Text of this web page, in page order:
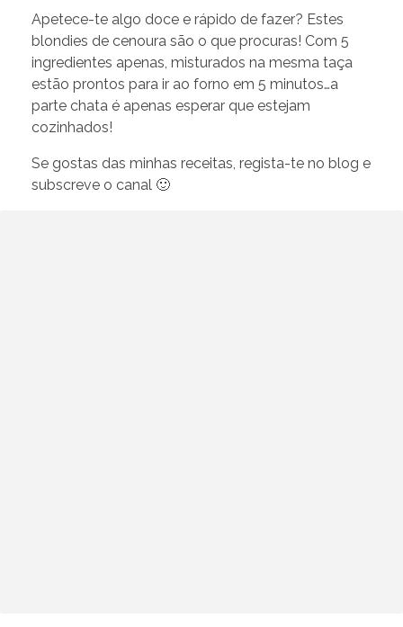
Apetece-te algo doce e rápido de fazer? Estes
blondies de cenoura são o que procuras! Com 5
ingredientes apenas, misturados na mesma taça
estão prontos para ir ao forno em 5 minutos…a
parte chata é apenas esperar que estejam
cozinhados!
Se gostas das minhas receitas, regista-te no blog e
subscreve o canal 🙂